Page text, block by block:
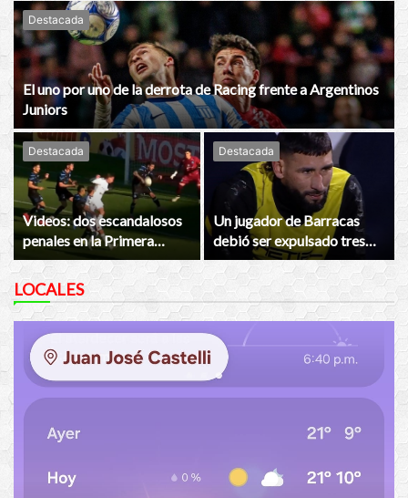
Destacada
El uno por uno de la derrota de Racing frente a Argentinos
Juniors
Destacada
Videos: dos escandalosos
penales en la Primera
Nacional
Destacada
Un jugador de Barracas
debió ser expulsado tres
veces y el técnico lo sacó
LOCALES